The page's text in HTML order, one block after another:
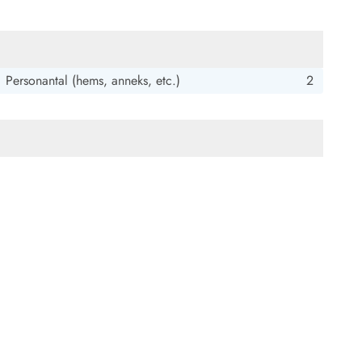
Personantal (hems, anneks, etc.) 2